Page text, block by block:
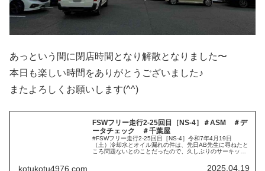
あっという間に閉店時間となり解散となりました〜
本日も楽しい時間をありがとうございました♪
またよろしくお願いします(^^)
FSWフリー走行2-25回目［NS-4］＃ASM ＃デ
ータチェック ＃千葉屋
#FSWフリー走行2-25回目［NS-4］令和7年4月19日
（土）冷却水とオイル漏れの件は、先日AB先生に尋ねたと
ころ問題ないとのことだったので、久しぶりのサーキット
kotukotu4976.com 2025.04.19